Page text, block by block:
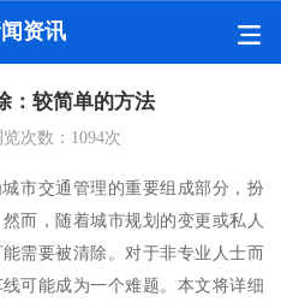
资讯
：较简单的方法
次数： 1094次
市交通管理的重要组成部分，扮
而，随着城市规划的变更或私人
需要被清除。对于非专业人士而
可能成为一个难题。本文将详细